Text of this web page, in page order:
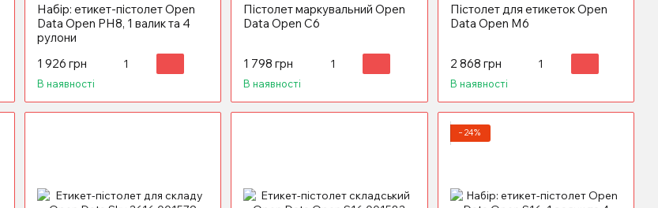
Набір: етикет-пістолет Open
Data Open PH8, 1 валик та 4
рулони
1 926 грн
В наявності
Пістолет маркувальний Open
Data Open C6
1 798 грн
В наявності
Пістолет для етикеток Open
Data Open M6
2 868 грн
В наявності
−24%